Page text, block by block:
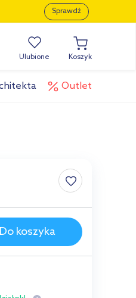
Sprawdź
Ulubione Koszyk
Outlet
Do koszyka